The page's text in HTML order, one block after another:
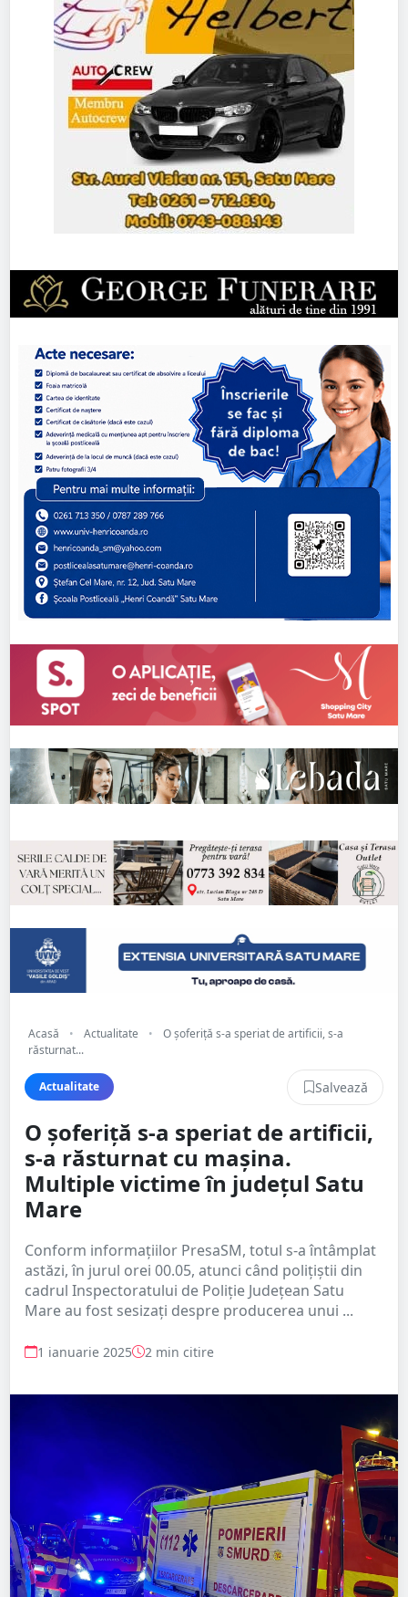
Acasă • Actualitate •
O șoferiță s-a speriat de artificii, s-a
răsturnat...
Actualitate Salvează
O șoferiță s-a speriat de artificii,
s-a răsturnat cu mașina.
Multiple victime în județul Satu
Mare
Conform informațiilor PresaSM, totul s-a întâmplat
astăzi, în jurul orei 00.05, atunci când polițiştii din
cadrul Inspectoratului de Poliție Județean Satu
Mare au fost sesizați despre producerea unui ...
1 ianuarie 2025 2 min citire